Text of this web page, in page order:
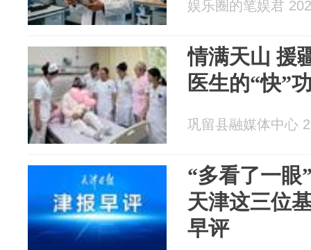
娱乐圈的笔娱君
情满天山 援
医生的“快”
巩留县融媒体中心
“多看了一眼
天津这三位
早评